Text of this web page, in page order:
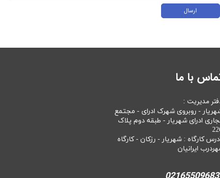
ارسال
با ما
مدیریت :
- روبروی شهرک ادرای - مجتمع
ادرای شهریار - طبقه دوم پلاک
کارگاه : شهریار - رزکان - کارگاه
ایرانیان